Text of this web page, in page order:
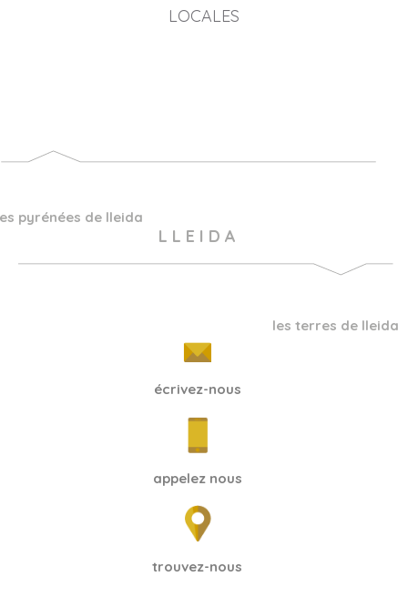
LOCALES
pyrénées de lleida
L L E I D A
les terres de lleida
écrivez-nous
appelez nous
trouvez-nous